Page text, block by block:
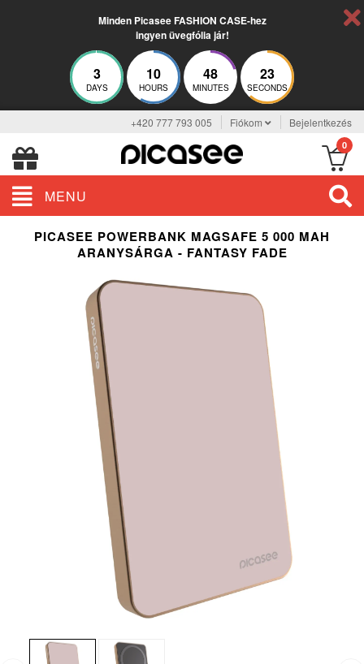
Minden Picasee FASHION CASE-hez
ingyen üvegfólia jár!
3
DAYS
10
HOURS
48
MINUTES
22
SECONDS
+420 777 793 005 Fiókom Bejelentkezés
0
MENU
PICASEE POWERBANK MAGSAFE 5 000 MAH
ARANYSÁRGA - FANTASY FADE